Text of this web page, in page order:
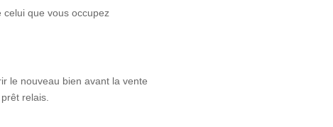
que vous occupez
le nouveau bien avant la vente
relais.